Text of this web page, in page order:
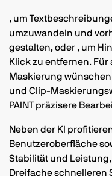
, um
umzuwandeln und
gestalten, oder , um
Klick zu entfernen.
Maskierung
und Clip-
PAINT präzisere
Neben der KI
Benutzeroberfläche
Stabilität und
Dreifache schnelleren